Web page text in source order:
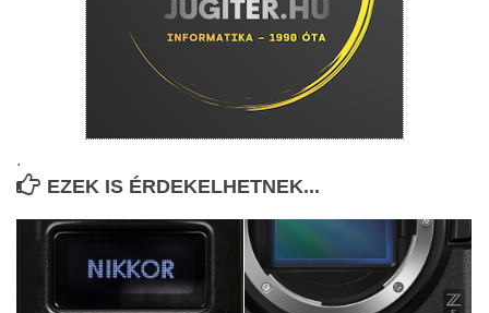
.
EZEK IS ÉRDEKELHETNEK...